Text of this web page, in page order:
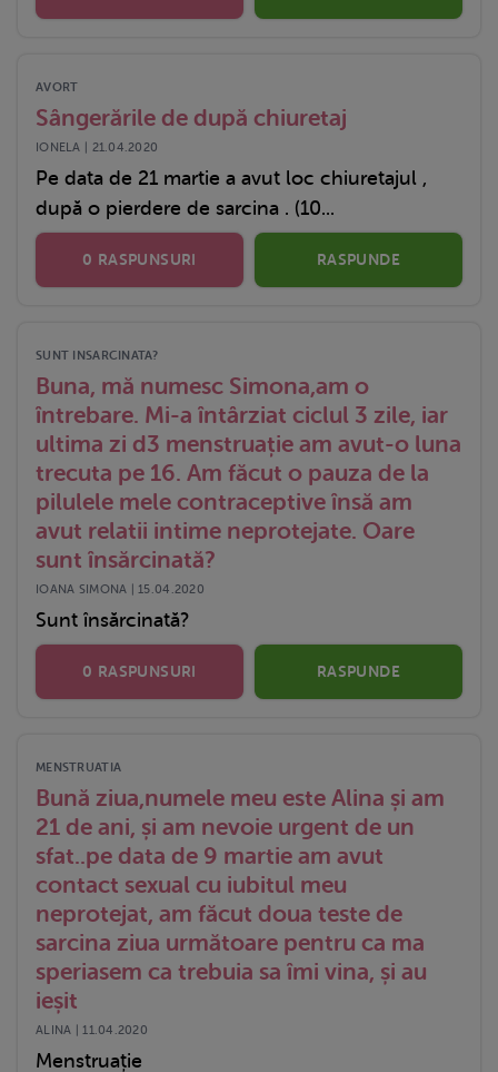
AVORT
Sângerările de după chiuretaj
IONELA | 21.04.2020
Pe data de 21 martie a avut loc chiuretajul ,
după o pierdere de sarcina . (10...
0 RASPUNSURI RASPUNDE
SUNT INSARCINATA?
Buna, mă numesc Simona,am o
întrebare. Mi-a întârziat ciclul 3 zile, iar
ultima zi d3 menstruație am avut-o luna
trecuta pe 16. Am făcut o pauza de la
pilulele mele contraceptive însă am
avut relatii intime neprotejate. Oare
sunt însărcinată?
IOANA SIMONA | 15.04.2020
Sunt însărcinată?
0 RASPUNSURI RASPUNDE
MENSTRUATIA
Bună ziua,numele meu este Alina și am
21 de ani, și am nevoie urgent de un
sfat..pe data de 9 martie am avut
contact sexual cu iubitul meu
neprotejat, am făcut doua teste de
sarcina ziua următoare pentru ca ma
speriasem ca trebuia sa îmi vina, și au
ieșit
ALINA | 11.04.2020
Menstruație